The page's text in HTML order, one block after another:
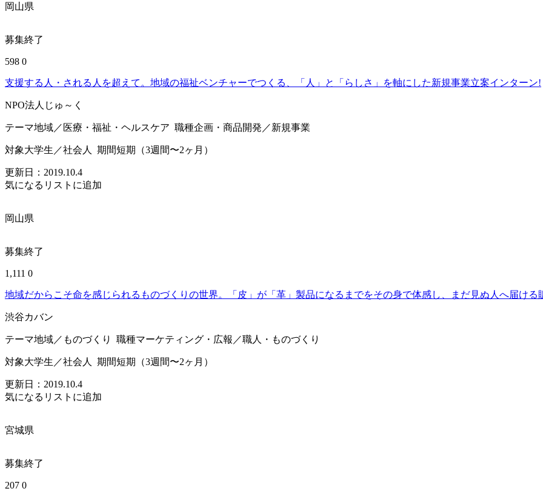
岡山県
募集終了
598 0
支援する人・される人を超えて。地域の福祉ベンチャーでつくる、「人」と「らしさ」を軸にした新規事業立案インターン!
NPO法人じゅ～く
テーマ地域／医療・福祉・ヘルスケア 職種企画・商品開発／新規事業
対象大学生／社会人 期間短期（3週間〜2ヶ月）
更新日： 2019.10.4
気になるリストに追加
岡山県
募集終了
1,111 0
地域だからこそ命を感じられるものづくりの世界。「皮」が「革」製品になるまでをその身で体感し、まだ見ぬ人へ届ける
渋谷カバン
テーマ地域／ものづくり 職種マーケティング・広報／職人・ものづくり
対象大学生／社会人 期間短期（3週間〜2ヶ月）
更新日： 2019.10.4
気になるリストに追加
宮城県
募集終了
207 0